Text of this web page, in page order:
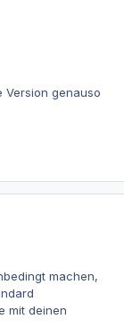
Version genauso
machen,
mit deinen